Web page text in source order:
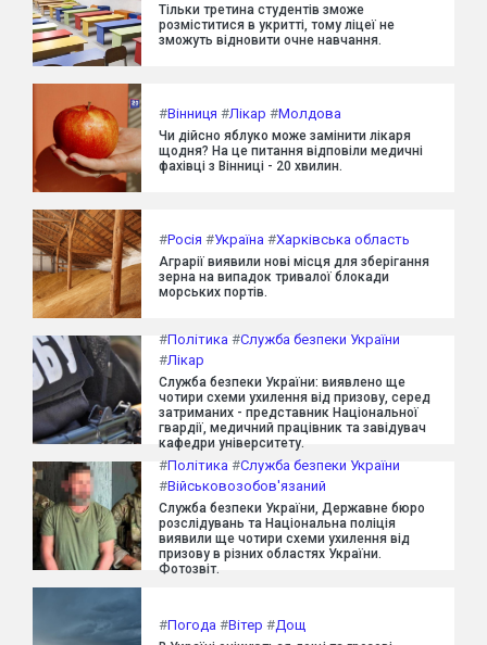
Тільки третина студентів зможе
розміститися в укритті, тому ліцеї не
зможуть відновити очне навчання.
#Вінниця #Лікар #Молдова
Чи дійсно яблуко може замінити лікаря
щодня? На це питання відповіли медичні
фахівці з Вінниці - 20 хвилин.
#Росія #Україна #Харківська область
Аграрії виявили нові місця для зберігання
зерна на випадок тривалої блокади
морських портів.
#Політика #Служба безпеки України
#Лікар
Служба безпеки України: виявлено ще
чотири схеми ухилення від призову, серед
затриманих - представник Національної
гвардії, медичний працівник та завідувач
кафедри університету.
#Політика #Служба безпеки України
#Військовозобов'язаний
Служба безпеки України, Державне бюро
розслідувань та Національна поліція
виявили ще чотири схеми ухилення від
призову в різних областях України.
Фотозвіт.
#Погода #Вітер #Дощ